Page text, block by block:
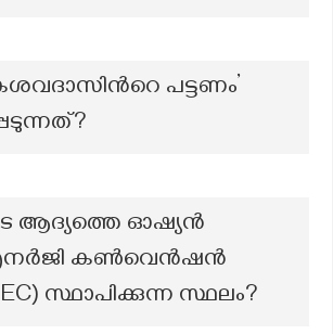
പട്ടണം’
ആദ്യത്തെ ഓഷ്യൻ
കൺവെൻഷൻ
സ്ഥാപിക്കുന്ന സ്ഥലം?